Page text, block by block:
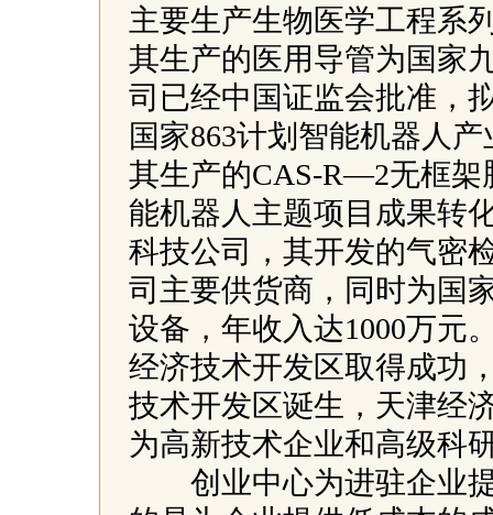
主要生产生物医学工程系
其生产的医用导管为国家
司已经中国证监会批准，
国家863计划智能机器人
其生产的CAS-R—2无框架
能机器人主题项目成果转
科技公司，其开发的气密
司主要供货商，同时为国
设备，年收入达1000万元
经济技术开发区取得成功
技术开发区诞生，天津经
为高新技术企业和高级科
创业中心为进驻企业提